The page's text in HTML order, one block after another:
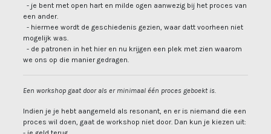
- je bent met open hart en milde ogen aanwezig bij het proces van
een ander.
- hiermee wordt de geschiedenis gezien, waar datt voorheen niet
mogelijk was.
- de patronen in het hier en nu krijgen een plek met zien waarom
we ons op die manier gedragen.
Een workshop gaat door als er minimaal één proces geboekt is.
Indien je je hebt aangemeld als resonant, en er is niemand die een
proces wil doen, gaat de workshop niet door. Dan kun je kiezen uit: